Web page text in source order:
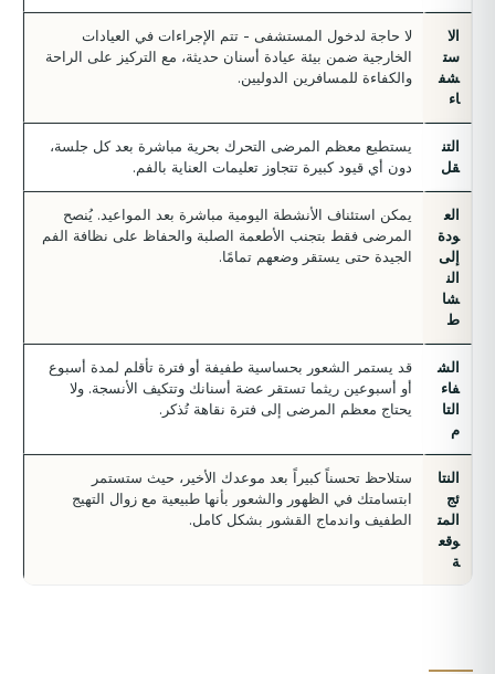
الا
ست
شف
اء
لا حاجة لدخول المستشفى - تتم الإجراءات في العيادات
الخارجية ضمن بيئة عيادة أسنان حديثة، مع التركيز على الراحة
والكفاءة للمسافرين الدوليين.
التن
قل
يستطيع معظم المرضى التحرك بحرية مباشرة بعد كل جلسة،
دون أي قيود كبيرة تتجاوز تعليمات العناية بالفم.
الع
ودة
إلى
الن
شا
ط
يمكن استئناف الأنشطة اليومية مباشرة بعد المواعيد. يُنصح
المرضى فقط بتجنب الأطعمة الصلبة والحفاظ على نظافة الفم
الجيدة حتى يستقر وضعهم تمامًا.
الش
فاء
التا
م
قد يستمر الشعور بحساسية طفيفة أو فترة تأقلم لمدة أسبوع
أو أسبوعين ريثما تستقر عضة أسنانك وتتكيف الأنسجة. ولا
يحتاج معظم المرضى إلى فترة نقاهة تُذكر.
النتا
ئج
المت
وقع
ة
ستلاحظ تحسناً كبيراً بعد موعدك الأخير، حيث ستستمر
ابتسامتك في الظهور والشعور بأنها طبيعية مع زوال التهيج
الطفيف واندماج القشور بشكل كامل.